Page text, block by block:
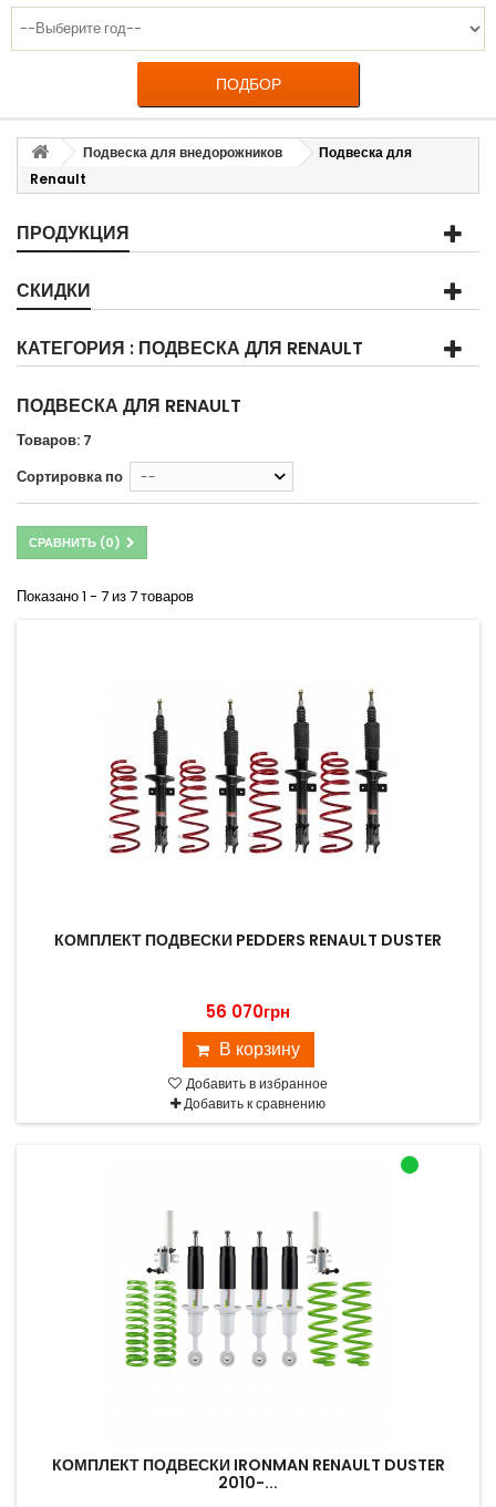
ПОДБОР
Подвеска для внедорожников
Подвеска для
Renault
ПРОДУКЦИЯ
СКИДКИ
КАТЕГОРИЯ : ПОДВЕСКА ДЛЯ RENAULT
ПОДВЕСКА ДЛЯ RENAULT
Товаров: 7
Сортировка по
--
СРАВНИТЬ (0)
Показано 1 - 7 из 7 товаров
КОМПЛЕКТ ПОДВЕСКИ PEDDERS RENAULT DUSTER
56 070грн
В корзину
Добавить в избранное
Добавить к сравнению
КОМПЛЕКТ ПОДВЕСКИ IRONMAN RENAULT DUSTER
2010-...